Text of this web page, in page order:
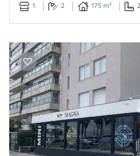
1 2 175 m²